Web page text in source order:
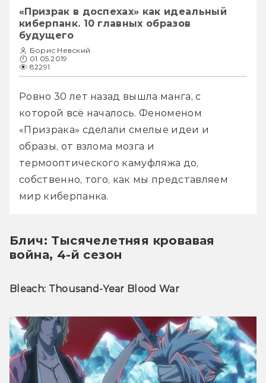
«Призрак в доспехах» как идеальный
киберпанк. 10 главных образов
будущего
Борис Невский
01.05.2019
82291
Ровно 30 лет назад вышла манга, с
которой всё началось. Феноменом
«Призрака» сделали смелые идеи и
образы, от взлома мозга и
термооптического камуфляжа до,
собственно, того, как мы представляем
мир киберпанка.
Блич: Тысячелетняя кровавая
война, 4-й сезон
Bleach: Thousand-Year Blood War